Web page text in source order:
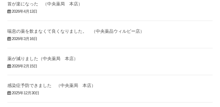
首が楽になった （中央薬局 本店）
2026年4月13日
喘息の薬を飲まなくて良くなりました。 （中央薬品ウィルビー店）
2026年3月16日
薬が減りました（中央薬局 本店）
2026年2月15日
感染症予防できました （中央薬局 本店）
2025年12月30日